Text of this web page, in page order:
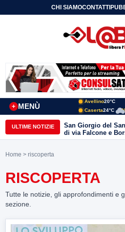
CHI SIAMOCONTATTI
MENÙ
+
Avellino20°C
Caserta24°C
ULTIME NOTIZIE
San Giorgio del
di via Falcone e
Lombardi
Home > riscoperta
RISCOPERTA
Tutte le notizie, gli approfondimenti e
sezione.